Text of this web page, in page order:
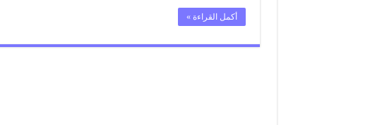
أكمل القراءة »